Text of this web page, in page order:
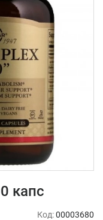
капс
Код:00003680